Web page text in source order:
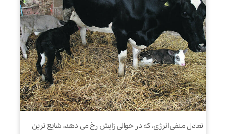
تعادل منفی انرژی، که در حوالی زایش رخ می دهد، شایع ترین